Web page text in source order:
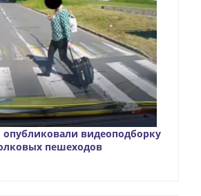
видеоподборку
пешеходов